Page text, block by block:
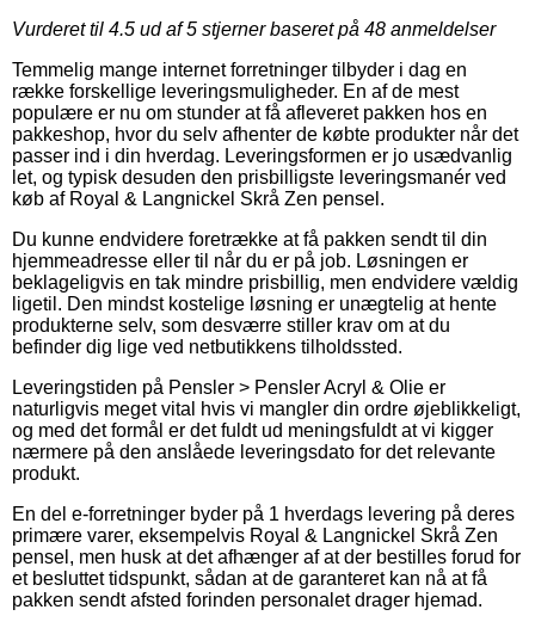
Vurderet til 4.5 ud af 5 stjerner baseret på 48 anmeldelser
Temmelig mange internet forretninger tilbyder i dag en
række forskellige leveringsmuligheder. En af de mest
populære er nu om stunder at få afleveret pakken hos en
pakkeshop, hvor du selv afhenter de købte produkter når det
passer ind i din hverdag. Leveringsformen er jo usædvanlig
let, og typisk desuden den prisbilligste leveringsmanér ved
køb af Royal & Langnickel Skrå Zen pensel.
Du kunne endvidere foretrække at få pakken sendt til din
hjemmeadresse eller til når du er på job. Løsningen er
beklageligvis en tak mindre prisbillig, men endvidere vældig
ligetil. Den mindst kostelige løsning er unægtelig at hente
produkterne selv, som desværre stiller krav om at du
befinder dig lige ved netbutikkens tilholdssted.
Leveringstiden på Pensler > Pensler Acryl & Olie er
naturligvis meget vital hvis vi mangler din ordre øjeblikkeligt,
og med det formål er det fuldt ud meningsfuldt at vi kigger
nærmere på den anslåede leveringsdato for det relevante
produkt.
En del e-forretninger byder på 1 hverdags levering på deres
primære varer, eksempelvis Royal & Langnickel Skrå Zen
pensel, men husk at det afhænger af at der bestilles forud for
et besluttet tidspunkt, sådan at de garanteret kan nå at få
pakken sendt afsted forinden personalet drager hjemad.